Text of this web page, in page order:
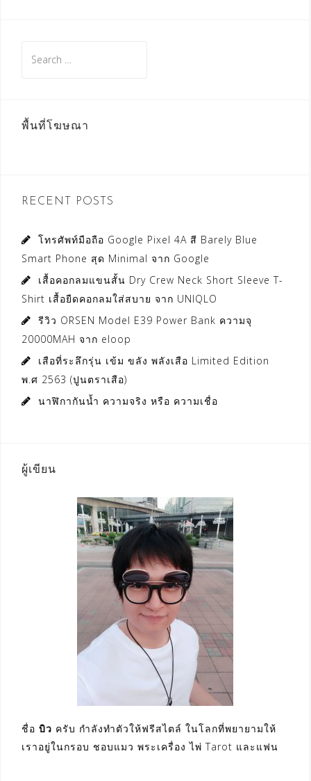
for:
พื้นที่โฆษณา
RECENT POSTS
โทรศัพท์มือถือ Google Pixel 4A สี Barely Blue
Smart Phone สุด Minimal จาก Google
เสื้อคอกลมแขนสั้น Dry Crew Neck Short Sleeve T-
Shirt เสื้อยืดคอกลมใส่สบาย จาก UNIQLO
รีวิว ORSEN Model E39 Power Bank ความจุ
20000MAH จาก eloop
เสือที่ระลึกรุ่น เข้ม ขลัง พลังเสือ Limited Edition
พ.ศ 2563 (ปูนตราเสือ)
นาฬิกากันน้ำ ความจริง หรือ ความเชื่อ
ผู้เขียน
ชื่อ บิว ครับ กำลังทำตัวให้ฟรีสไตล์ ในโลกที่พยายามให้
เราอยู่ในกรอบ ชอบแมว พระเครื่อง ไพ่ Tarot และแฟน